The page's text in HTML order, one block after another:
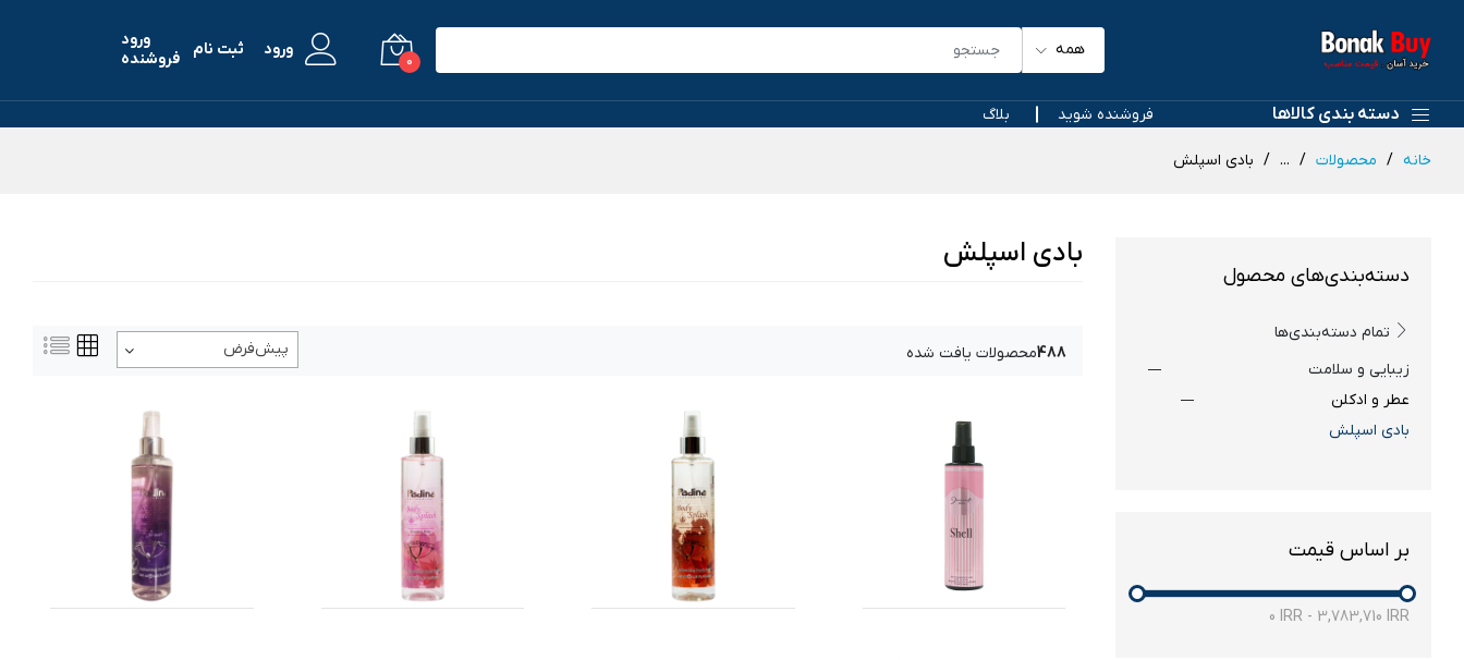
همه
0
ورود ثبت نام
ورود
فروشنده
دسته بندی کالاها فروشنده شوید بلاگ
خانه محصولات ... بادی اسپلش
دسته‌بندی‌های محصول
تمام دسته‌بندی‌ها
زیبایی و سلامت
عطر و ادکلن
بادی اسپلش
بر اساس قیمت
0 IRR - 3,783,710 IRR
بادی اسپلش
488محصولات یافت شده پیش‌فرض